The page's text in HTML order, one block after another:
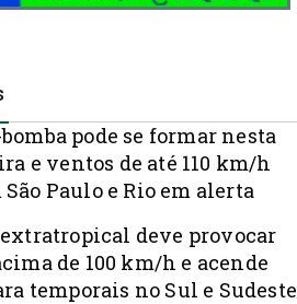
pode se formar nesta
e ventos de até 110 km/h
Paulo e Rio em alerta
deve provocar
de 100 km/h e acende
temporais no Sul e Sudeste